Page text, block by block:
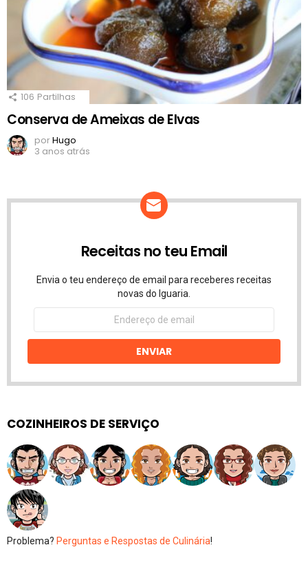
106 Partilhas
Conserva de Ameixas de Elvas
porHugo
3 anos atrás
Receitas no teu Email
Envia o teu endereço de email para receberes receitas
novas do Iguaria.
Endereço
email
ENVIAR
COZINHEIROS DE SERVIÇO
Problema? Perguntas e Respostas de Culinária!